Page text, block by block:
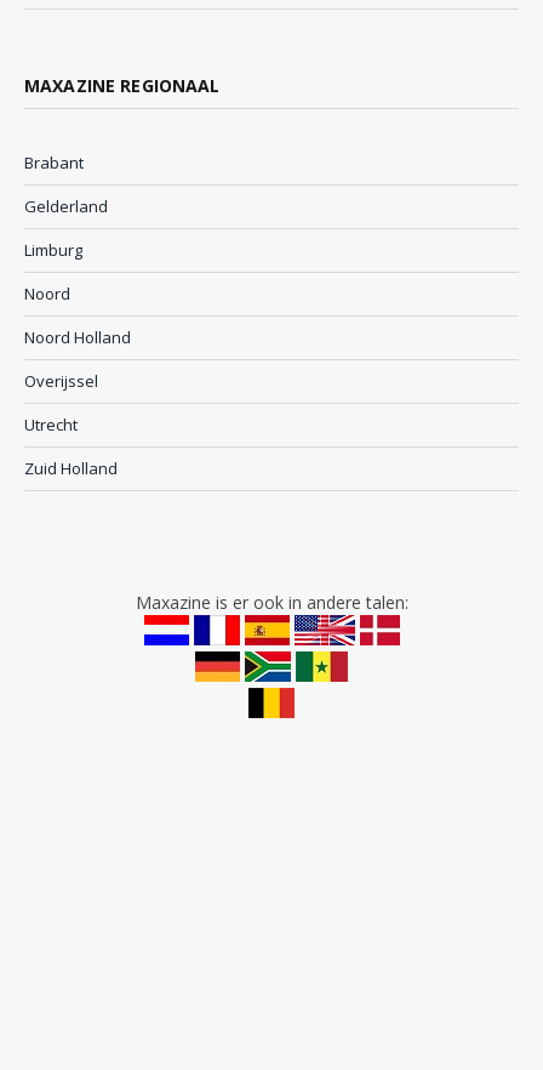
MAXAZINE REGIONAAL
Brabant
Gelderland
Limburg
Noord
Noord Holland
Overijssel
Utrecht
Zuid Holland
Maxazine is er ook in andere talen: